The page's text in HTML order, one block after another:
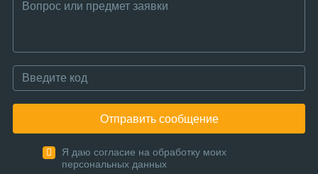
Отправить сообщение
Я даю согласие на обработку моих
персональных данных